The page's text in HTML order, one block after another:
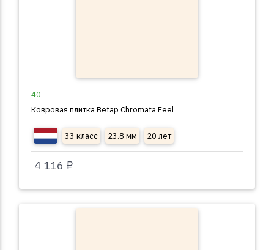
40
Ковровая плитка Betap Chromata Feel
33 класс 23.8 мм 20 лет
4 116 ₽